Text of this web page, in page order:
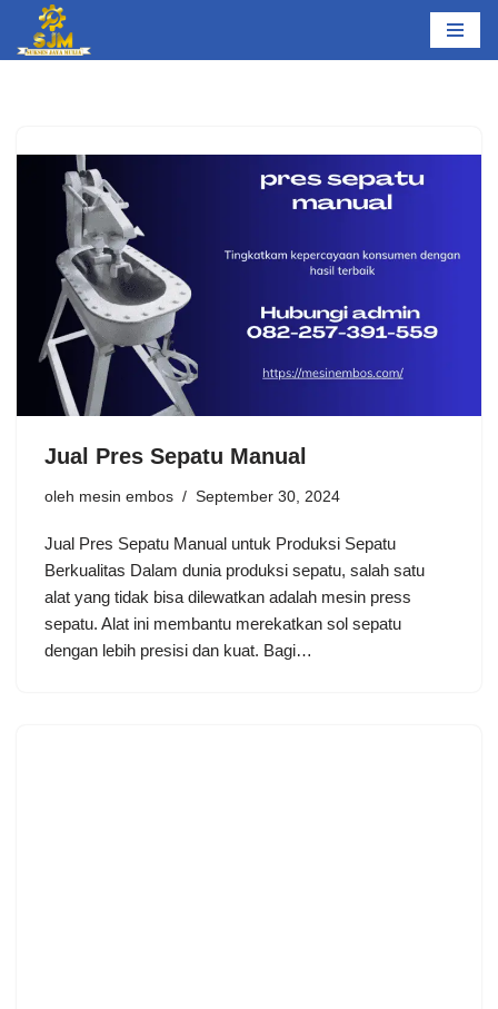
Lompat
Jual Pres Sepatu Manual
oleh mesin embos September 30, 2024
Jual Pres Sepatu Manual untuk Produksi Sepatu
Berkualitas Dalam dunia produksi sepatu, salah satu
alat yang tidak bisa dilewatkan adalah mesin press
sepatu. Alat ini membantu merekatkan sol sepatu
dengan lebih presisi dan kuat. Bagi…